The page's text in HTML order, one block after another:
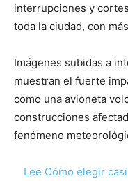
interrupciones y
toda la ciudad, con
Imágenes subidas a
muestran el fuerte
como una avioneta
construcciones
fenómeno
Lee Cómo elegir